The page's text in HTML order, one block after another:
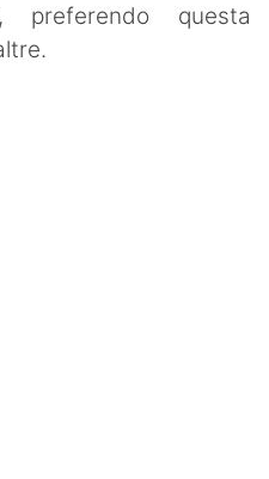
preferendo questa